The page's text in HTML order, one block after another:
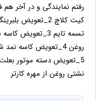
کیت کلاچ
تسمه تایم
روغن 4_تعویض کاسه
نشتی روغن از مهره کارتر